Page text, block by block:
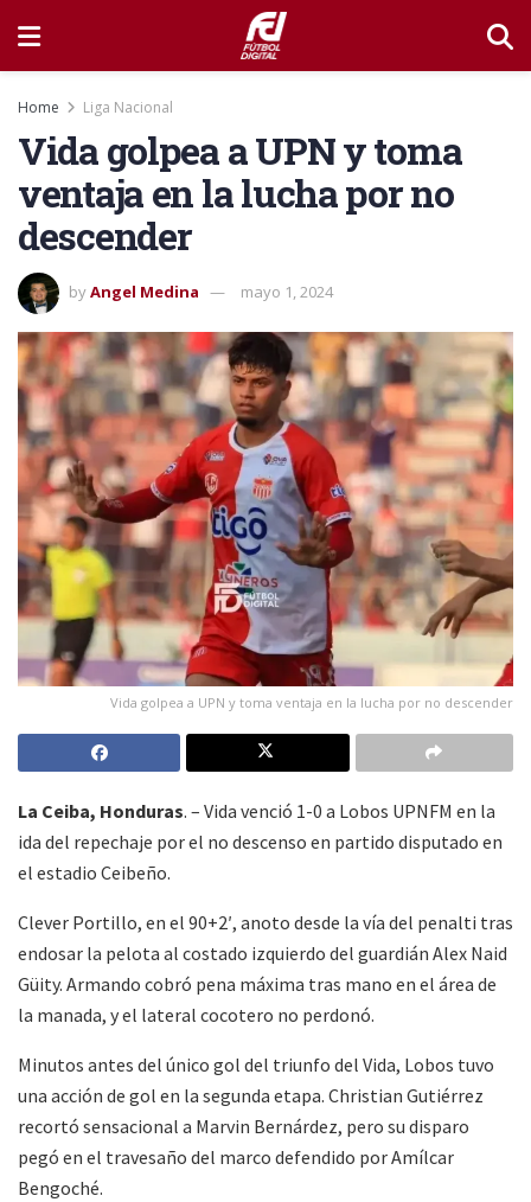
Home Liga Nacional
Vida golpea a UPN y toma
ventaja en la lucha por no
descender
byAngel Medina mayo 1, 2024
Vida golpea a UPN y toma ventaja en la lucha por no descender
La Ceiba, Honduras. – Vida venció 1-0 a Lobos UPNFM en la
ida del repechaje por el no descenso en partido disputado en
el estadio Ceibeño.
Clever Portillo, en el 90+2′, anoto desde la vía del penalti tras
endosar la pelota al costado izquierdo del guardián Alex Naid
Güity. Armando cobró pena máxima tras mano en el área de
la manada, y el lateral cocotero no perdonó.
Minutos antes del único gol del triunfo del Vida, Lobos tuvo
una acción de gol en la segunda etapa. Christian Gutiérrez
recortó sensacional a Marvin Bernárdez, pero su disparo
pegó en el travesaño del marco defendido por Amílcar
Bengoché.